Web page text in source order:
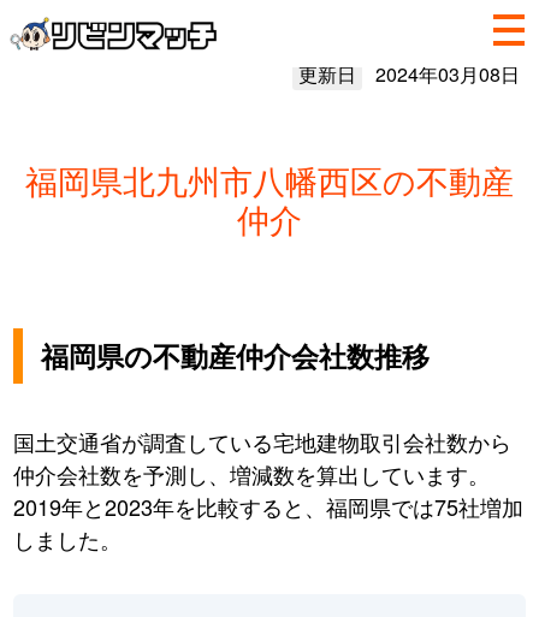
更新日 2024年03月08日
福岡県北九州市八幡西区の不動産
仲介
福岡県の不動産仲介会社数推移
国土交通省が調査している宅地建物取引会社数から
仲介会社数を予測し、増減数を算出しています。
2019年と2023年を比較すると、福岡県では75社増加
しました。